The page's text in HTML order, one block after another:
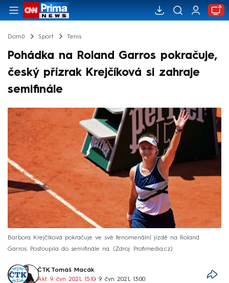
Domů Sport Tenis
Pohádka na Roland Garros pokračuje,
český přízrak Krejčíková si zahraje
semifinále
Barbora Krejčíková pokračuje ve své fenomenální jízdě na Roland
Garros. Postoupila do semifinále na.
Zdroj: Profimedia.cz
ČTK, Tomáš Macák
Akt. 9. čvn 2021, 15:10• 9. čvn 2021, 13:00